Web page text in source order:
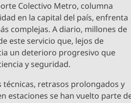
Colectivo Metro, columna
en la capital del país, enfrenta
complejas. A diario, millones de
este servicio que, lejos de
un deterioro progresivo que
y seguridad.
técnicas, retrasos prolongados y
estaciones se han vuelto parte